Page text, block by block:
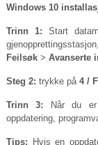
Windows 10
Trinn 1: Start
Feilsøk> Avanserte
Steg 2: trykke på 4 /
Trinn 3: Når du er
oppdatering,
Tips: Hvis en